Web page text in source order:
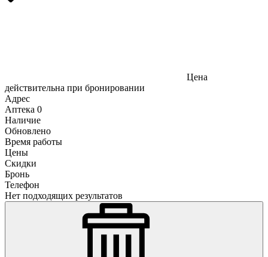
Цена
действительна при бронировании
Адрес
Аптека 0
Наличие
Обновлено
Время работы
Цены
Скидки
Бронь
Телефон
Нет подходящих результатов